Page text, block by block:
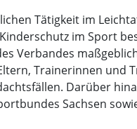
Tätigkeit im
im Sport
Verbandes
Trainerinnen und
Darüber
Sachsen